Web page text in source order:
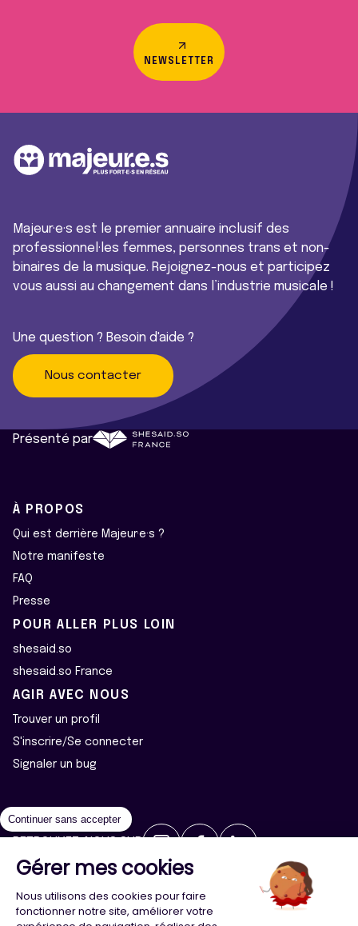
NEWSLETTER
Majeur·e·s est le premier annuaire inclusif des
professionnel·les femmes, personnes trans et non-
binaires de la musique. Rejoignez-nous et participez
vous aussi au changement dans l’industrie musicale !
Une question ? Besoin d'aide ?
Nous contacter
Présenté par
À PROPOS
Qui est derrière Majeur·e·s ?
Notre manifeste
FAQ
Presse
POUR ALLER PLUS LOIN
shesaid.so
shesaid.so France
AGIR AVEC NOUS
Trouver un profil
S'inscrire/Se connecter
Signaler un bug
2026 ©Majeur·e·s - Tous droits réservés
Politique de confidentialité
Cookies
Continuer sans accepter
Gérer mes cookies
Nous utilisons des cookies pour faire
fonctionner notre site, améliorer votre